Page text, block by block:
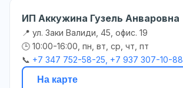
ИП Аккужина Гузель Анваровна
📍 ул. Заки Валиди, 45, офис. 19
🕒 10:00-16:00, пн, вт, ср, чт, пт
📞 +7 347 752-58-25, +7 937 307-10-88
На карте